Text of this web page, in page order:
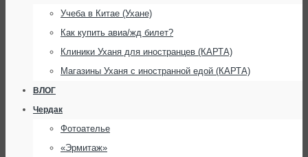
Учеба в Китае (Ухане)
Как купить авиа/жд билет?
Клиники Уханя для иностранцев (КАРТА)
Магазины Уханя с иностранной едой (КАРТА)
ВЛОГ
Чердак
Фотоателье
«Эрмитаж»